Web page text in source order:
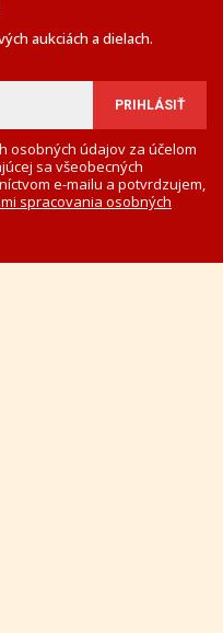
aukciách a dielach.
osobných údajov za účelom
sa všeobecných
e-mailu a potvrdzujem,
spracovania osobných